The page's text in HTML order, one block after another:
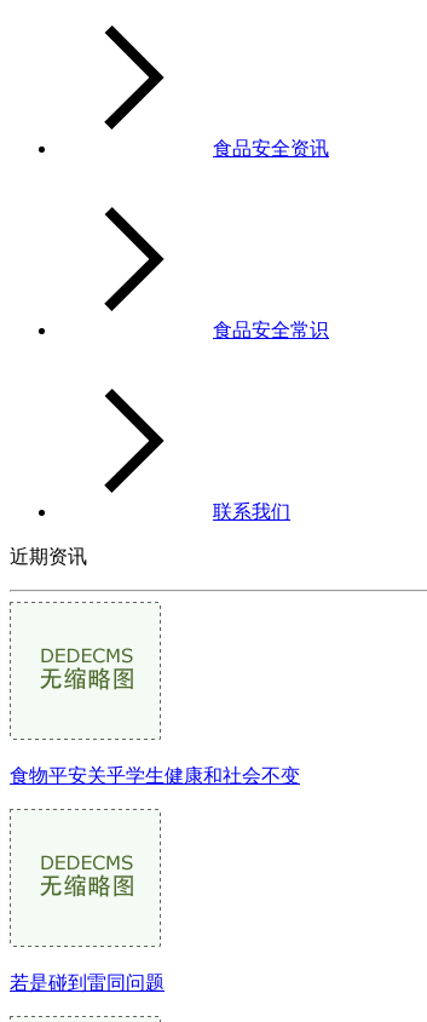
食品安全资讯
食品安全常识
联系我们
近期资讯
食物平安关乎学生健康和社会不变
若是碰到雷同问题